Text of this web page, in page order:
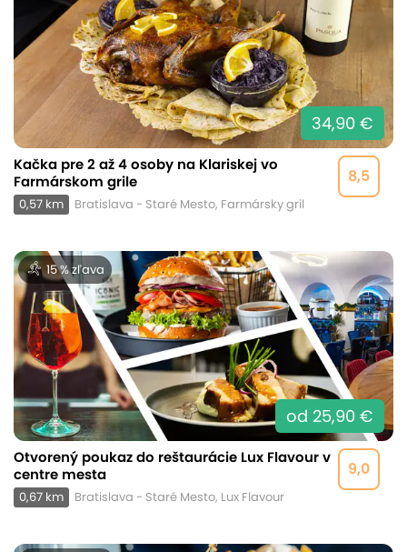
34,90 €
8,5
Kačka pre 2 až 4 osoby na Klariskej vo
Farmárskom grile
0,57 km Bratislava - Staré Mesto, Farmársky gril
15 % zľava
od 25,90 €
9,0
Otvorený poukaz do reštaurácie Lux Flavour v
centre mesta
0,67 km Bratislava - Staré Mesto, Lux Flavour